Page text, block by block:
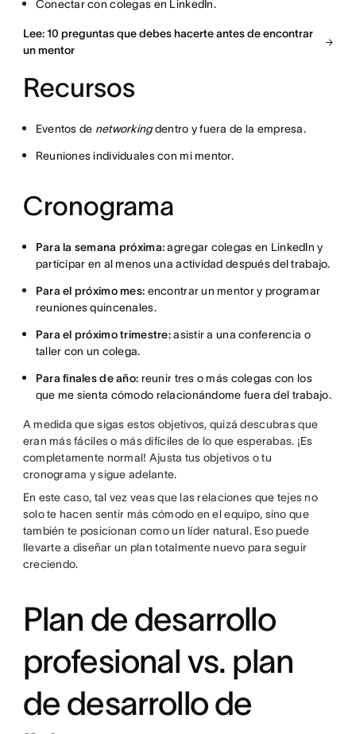
Conectar con colegas en LinkedIn.
Lee: 10 preguntas que debes hacerte antes de encontrar
un mentor
Recursos
Eventos de networkingdentro y fuera de la empresa.
Reuniones individuales con mi mentor.
Cronograma
Para la semana próxima:agregar colegas en LinkedIn y
participar en al menos una actividad después del trabajo.
Para el próximo mes: encontrar un mentor y programar
reuniones quincenales.
Para el próximo trimestre:asistir a una conferencia o
taller con un colega.
Para finales de año: reunir tres o más colegas con los
que me sienta cómodo relacionándome fuera del trabajo.
A medida que sigas estos objetivos, quizá descubras que
eran más fáciles o más difíciles de lo que esperabas. ¡Es
completamente normal! Ajusta tus objetivos o tu
cronograma y sigue adelante.
En este caso, tal vez veas que las relaciones que tejes no
solo te hacen sentir más cómodo en el equipo, sino que
también te posicionan como un líder natural. Eso puede
llevarte a diseñar un plan totalmente nuevo para seguir
creciendo.
Plan de desarrollo
profesional vs. plan
de desarrollo de